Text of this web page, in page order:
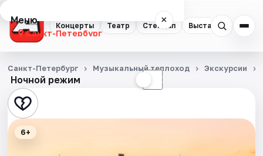
Концерты Театр Стендап Выставки
Меню ×
Санкт-Петербург
Концерты
Театр
Стендап
Ночной режим ☾
Санкт-Петербург Музыкальный теплоход Экскурсии
6+